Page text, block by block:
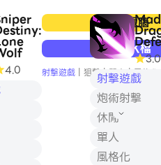
4.0
下載至電腦
下載APK檔
射擊遊戲 | 狙擊 | 單人 | 風格化
Mad
3.0
射擊遊戲
炮術射擊
休閒
單人
風格化